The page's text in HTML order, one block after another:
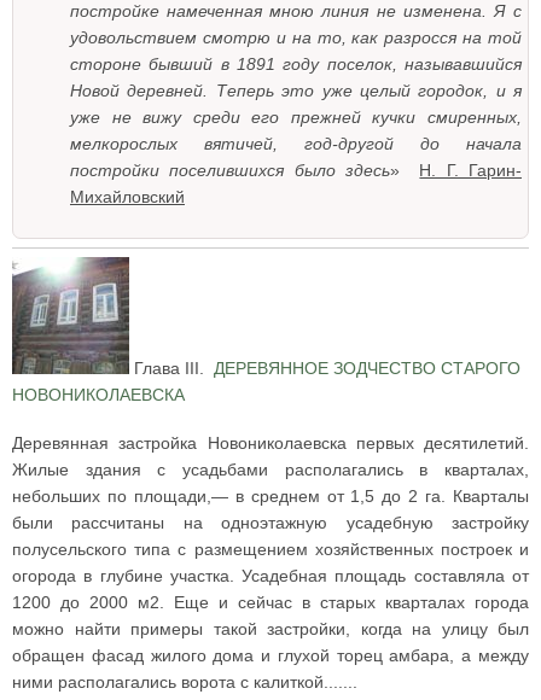
постройке намеченная мною линия не изменена. Я с
удовольствием смотрю и на то, как разросся на той
стороне бывший в 1891 году поселок, называвшийся
Новой деревней. Теперь это уже целый городок, и я
уже не вижу среди его прежней кучки смиренных,
мелкорослых вятичей, год-другой до начала
постройки поселившихся было здесь» Н. Г. Гарин-
Михайловский
Глава III. ДЕРЕВЯННОЕ ЗОДЧЕСТВО СТАРОГО
НОВОНИКОЛАЕВСКА
Деревянная застройка Новониколаевска первых десятилетий.
Жилые здания с усадьбами располагались в кварталах,
небольших по площади,— в среднем от 1,5 до 2 га. Кварталы
были рассчитаны на одноэтажную усадебную застройку
полусельского типа с размещением хозяйственных построек и
огорода в глубине участка. Усадебная площадь составляла от
1200 до 2000 м2. Еще и сейчас в старых кварталах города
можно найти примеры такой застройки, когда на улицу был
обращен фасад жилого дома и глухой торец амбара, а между
ними располагались ворота с калиткой.......